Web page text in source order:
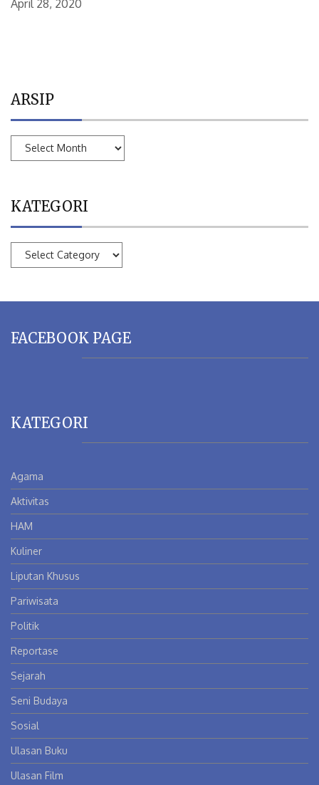
April 28, 2020
ARSIP
ARSIP
KATEGORI
KATEGORI
FACEBOOK PAGE
KATEGORI
Agama
Aktivitas
HAM
Kuliner
Liputan Khusus
Pariwisata
Politik
Reportase
Sejarah
Seni Budaya
Sosial
Ulasan Buku
Ulasan Film